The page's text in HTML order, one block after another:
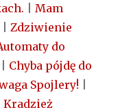
Mam
Zdziwienie
do
Chyba pójdę do
Spojlery!
Kradzież